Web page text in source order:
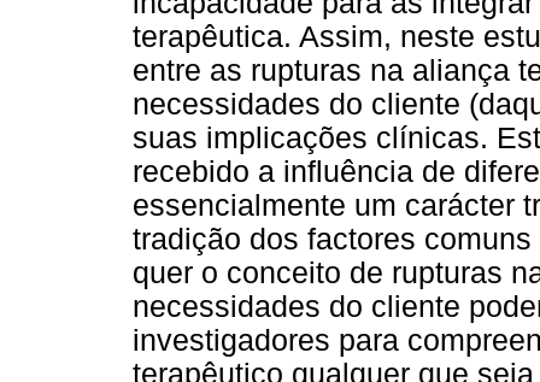
terapêutica. Assim, neste
entre as rupturas na aliança
necessidades do cliente
suas implicações clínicas.
recebido a influência de
essencialmente um carácter
tradição dos factores
quer o conceito de rupturas
necessidades do cliente
investigadores para
terapêutico qualquer que